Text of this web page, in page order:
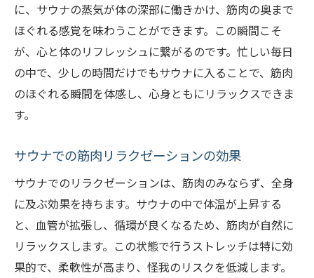
に、サウナの蒸気が体の深部に働きかけ、筋肉の奥まで
ほぐれる感覚を味わうことができます。この瞬間こそ
が、心と体のリフレッシュに繋がるのです。忙しい毎日
の中で、少しの時間だけでもサウナに入ることで、筋肉
のほぐれる瞬間を体感し、心身ともにリラックスできま
す。
サウナでの筋肉リラクゼーションの効果
サウナでのリラクゼーションは、筋肉のみならず、全身
に及ぶ効果を持ちます。サウナの中で体温が上昇する
と、血管が拡張し、循環が良くなるため、筋肉が自然に
リラックスします。この状態で行うストレッチは特に効
果的で、柔軟性が高まり、怪我のリスクを低減します。